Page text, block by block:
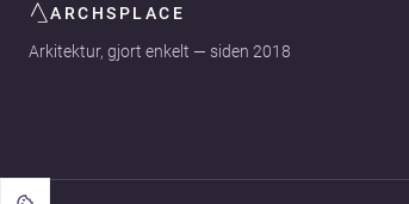
ARCHSPLACE
Arkitektur, gjort enkelt — siden 2018